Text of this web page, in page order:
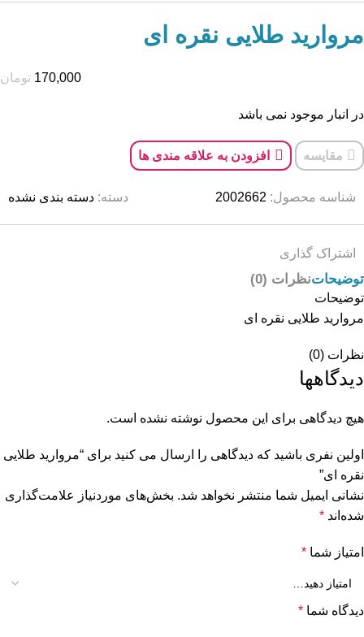
مروارید طلایی نقره ای
170,000 تومان
در انبار موجود نمی باشد
مقایسه افزودن به علاقه مندی ها
شناسه محصول: 2002662 دسته: دسته بندی نشده
اشتراک گذاری
توضیحاتنظرات (0)
توضیحات
مروارید طلایی نقره ای
نظرات (0)
دیدگاهها
هیچ دیدگاهی برای این محصول نوشته نشده است.
اولین نفری باشید که دیدگاهی را ارسال می کنید برای “مروارید طلایی
نقره ای”
نشانی ایمیل شما منتشر نخواهد شد. بخش‌های موردنیاز علامت‌گذاری
شده‌اند *
امتیاز شما *
دیدگاه شما *